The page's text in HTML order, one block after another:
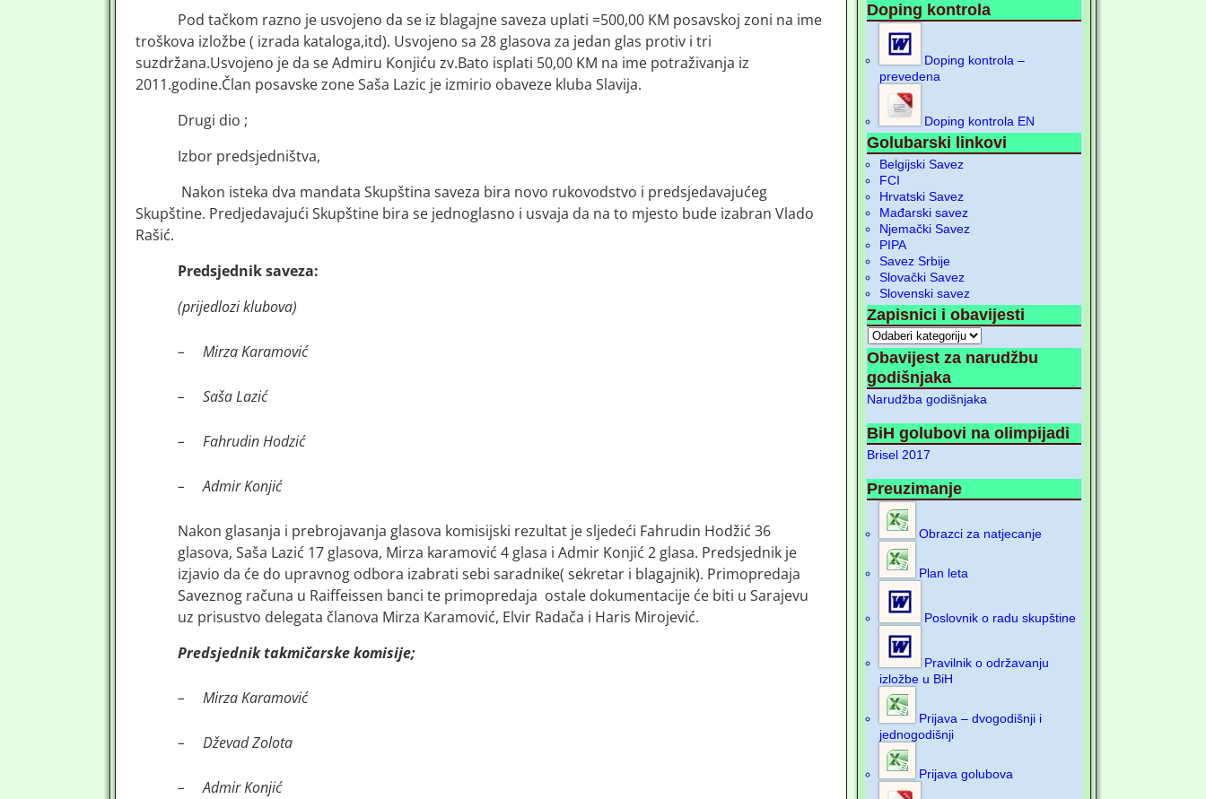
Pod tačkom razno je usvojeno da se iz blagajne saveza uplati =500,00 KM posavskoj zoni na ime
troškova izložbe ( izrada kataloga,itd). Usvojeno sa 28 glasova za jedan glas protiv i tri
suzdržana.Usvojeno je da se Admiru Konjiću zv.Bato isplati 50,00 KM na ime potraživanja iz
2011.godine.Član posavske zone Saša Lazic je izmirio obaveze kluba Slavija.
Drugi dio ;
Izbor predsjedništva,
Nakon isteka dva mandata Skupština saveza bira novo rukovodstvo i predsjedavajućeg
Skupštine. Predjedavajući Skupštine bira se jednoglasno i usvaja da na to mjesto bude izabran Vlado
Rašić.
Predsjednik saveza:
(prijedlozi klubova)
– Mirza Karamović
– Saša Lazić
– Fahrudin Hodzić
– Admir Konjić
Nakon glasanja i prebrojavanja glasova komisijski rezultat je sljedeći Fahrudin Hodžić 36
glasova, Saša Lazić 17 glasova, Mirza karamović 4 glasa i Admir Konjić 2 glasa. Predsjednik je
izjavio da će do upravnog odbora izabrati sebi saradnike( sekretar i blagajnik). Primopredaja
Saveznog računa u Raiffeissen banci te primopredaja ostale dokumentacije će biti u Sarajevu
uz prisustvo delegata članova Mirza Karamović, Elvir Radača i Haris Mirojević.
Predsjednik takmičarske komisije;
– Mirza Karamović
– Dževad Zolota
– Admir Konjić
Doping kontrola
Doping kontrola –
prevedena
Doping kontrola EN
Golubarski linkovi
Belgijski Savez
FCI
Hrvatski Savez
Mađarski savez
Njemački Savez
PIPA
Savez Srbije
Slovački Savez
Slovenski savez
Zapisnici i obavijesti
Obavijest za narudžbu
godišnjaka
Narudžba godišnjaka
BiH golubovi na olimpijadi
Brisel 2017
Preuzimanje
Obrazci za natjecanje
Plan leta
Poslovnik o radu skupštine
Pravilnik o održavanju
izložbe u BiH
Prijava – dvogodišnji i
jednogodišnji
Prijava golubova